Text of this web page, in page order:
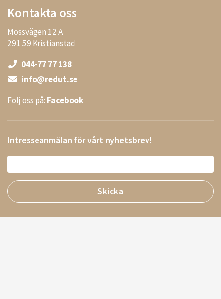
Kontakta oss
Mossvägen 12 A
291 59 Kristianstad
044-77 77 138
info@redut.se
Följ oss på: Facebook
Intresseanmälan för vårt nyhetsbrev!